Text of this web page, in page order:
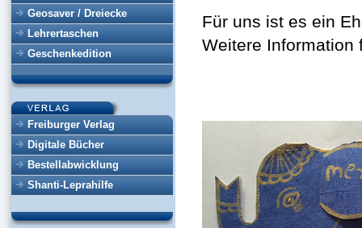
Geosaver / Dreiecke
Lehrertaschen
Geschenkedition
Freiburger Verlag
Digitale Bücher
Bestellabwicklung
Shanti-Leprahilfe
Für uns ist es ein
Weitere